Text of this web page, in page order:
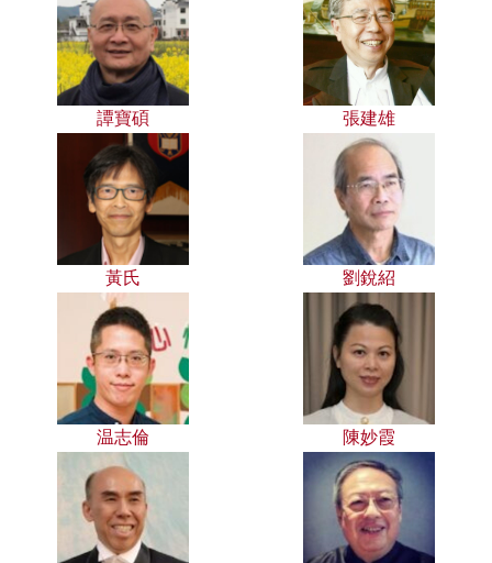
譚寶碩 張建雄
黃氏 劉銳紹
温志倫 陳妙霞